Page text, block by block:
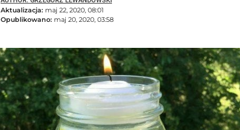
Aktualizacja: maj 22, 2020, 08:01
Opublikowano: maj 20, 2020, 03:58